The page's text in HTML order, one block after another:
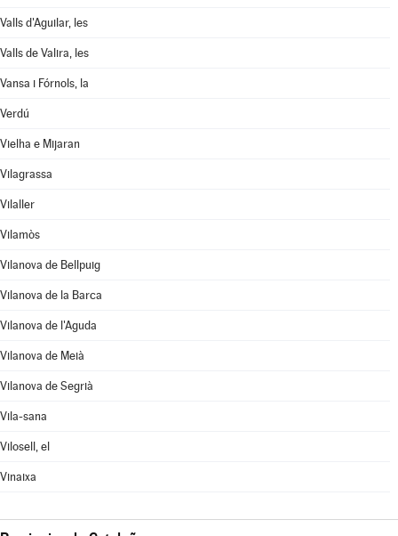
Valls d'Aguilar, les
Valls de Valira, les
Vansa i Fórnols, la
Verdú
Vielha e Mijaran
Vilagrassa
Vilaller
Vilamòs
Vilanova de Bellpuig
Vilanova de la Barca
Vilanova de l'Aguda
Vilanova de Meià
Vilanova de Segrià
Vila-sana
Vilosell, el
Vinaixa